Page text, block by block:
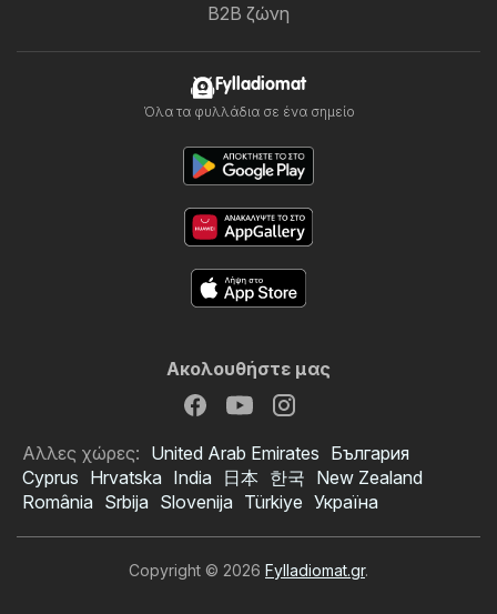
B2B ζώνη
Fylladiomat
Όλα τα φυλλάδια σε ένα σημείο
Ακολουθήστε μας
Αλλες χώρες: United Arab Emirates България
Cyprus Hrvatska India 日本 한국 New Zealand
România Srbija Slovenija Türkiye Україна
Copyright © 2026 Fylladiomat.gr.